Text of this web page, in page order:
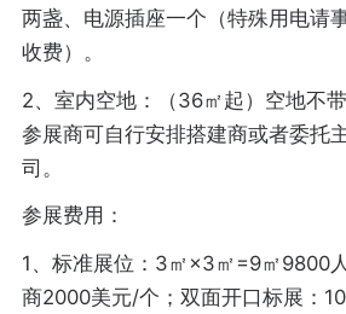
两盏、电源插座一个（特殊用电请
收费）。
2、室内空地：（36㎡起）空地不
参展商可自行安排搭建商或者委托
司。
参展费用：
1、标准展位：3㎡×3㎡=9㎡9800
商2000美元/个；双面开口标展：